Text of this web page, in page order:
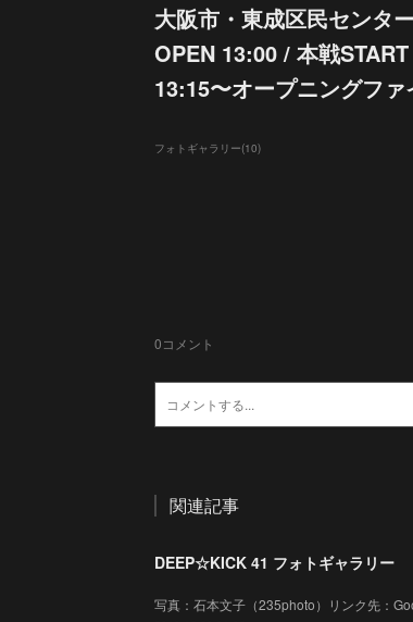
大阪市・東成区民センター
OPEN 13:00 / 本戦
13:15〜オープニングファ
フォトギャラリー(10)
0コメント
関連記事
DEEP☆KICK 41 フォトギャラリー
写真：石本文子（235photo）リンク先：